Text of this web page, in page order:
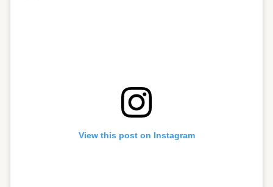
View this post on Instagram